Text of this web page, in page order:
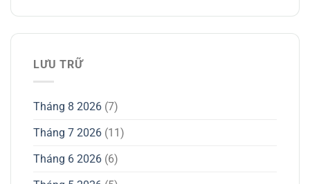
LƯU TRỮ
Tháng 8 2026 (7)
Tháng 7 2026 (11)
Tháng 6 2026 (6)